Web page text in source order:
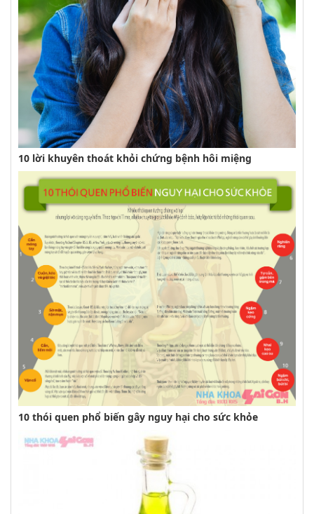
10 lời khuyên thoát khỏi chứng bệnh hôi miệng
10 thói quen phổ biến gây nguy hại cho sức khỏe